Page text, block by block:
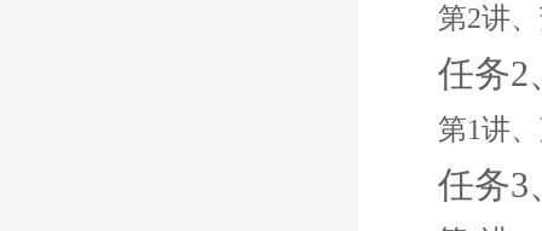
第2讲
任务2
第1讲
任务3